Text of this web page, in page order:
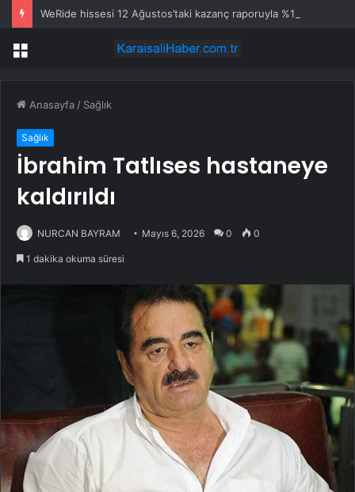
Menü
Anasayfa / Sağlık
Sağlık
İbrahim Tatlıses hastaneye
kaldırıldı
NURCAN BAYRAM Mayıs 6, 2026 0 0
1 dakika okuma süresi